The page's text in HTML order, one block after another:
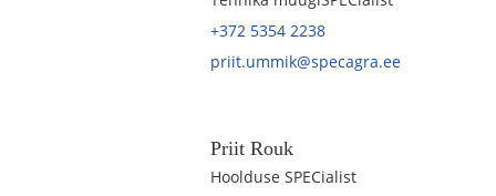
+372 5354 2238
priit.ummik@specagra.ee
Priit Rouk
Hoolduse SPECialist